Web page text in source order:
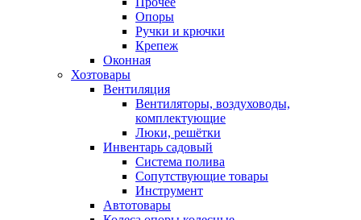
Опоры
Ручки и крючки
Крепеж
Оконная
Хозтовары
Вентиляция
Вентиляторы, воздуховоды,
комплектующие
Люки, решётки
Инвентарь садовый
Система полива
Сопутствующие товары
Инструмент
Автотовары